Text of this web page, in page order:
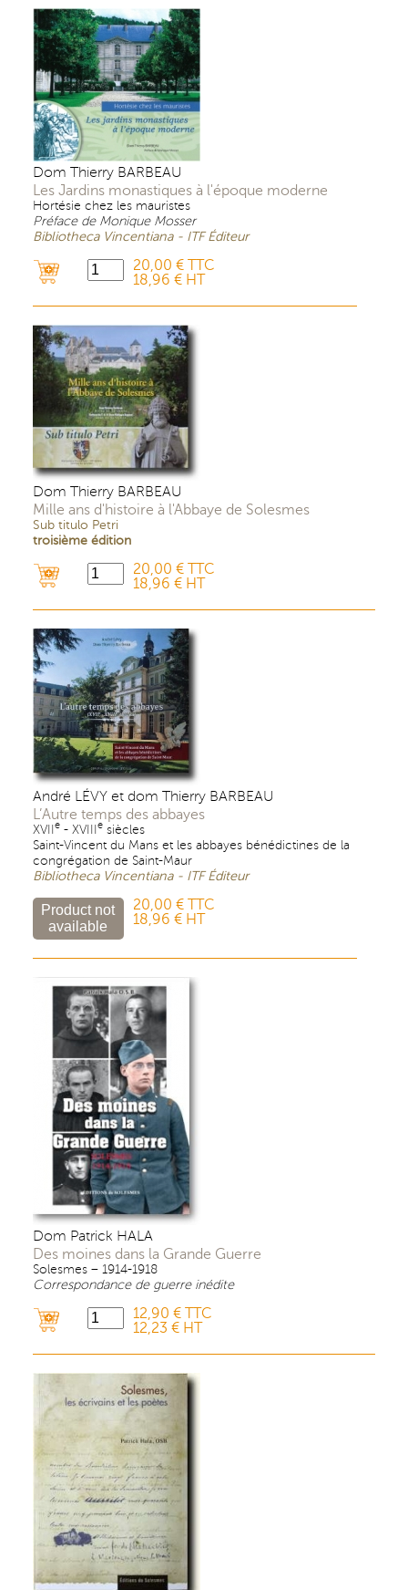
Dom Thierry BARBEAU
Les Jardins monastiques à l'époque moderne
Hortésie chez les mauristes
Préface de Monique Mosser
Bibliotheca Vincentiana - ITF Éditeur
20,00 € TTC
18,96 € HT
Dom Thierry BARBEAU
Mille ans d'histoire à l'Abbaye de Solesmes
Sub titulo Petri
troisième édition
20,00 € TTC
18,96 € HT
André LÉVY et dom Thierry BARBEAU
L’Autre temps des abbayes
XVIIe- XVIIIesiècles
Saint-Vincent du Mans et les abbayes bénédictines de la
congrégation de Saint-Maur
Bibliotheca Vincentiana - ITF Éditeur
20,00 € TTC
18,96 € HT
Dom Patrick HALA
Des moines dans la Grande Guerre
Solesmes – 1914-1918
Correspondance de guerre inédite
12,90 € TTC
12,23 € HT